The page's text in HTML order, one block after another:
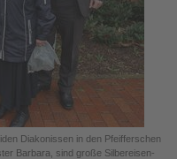
Diakonissen in den Pfeifferschen
Barbara, sind große Silbereisen-